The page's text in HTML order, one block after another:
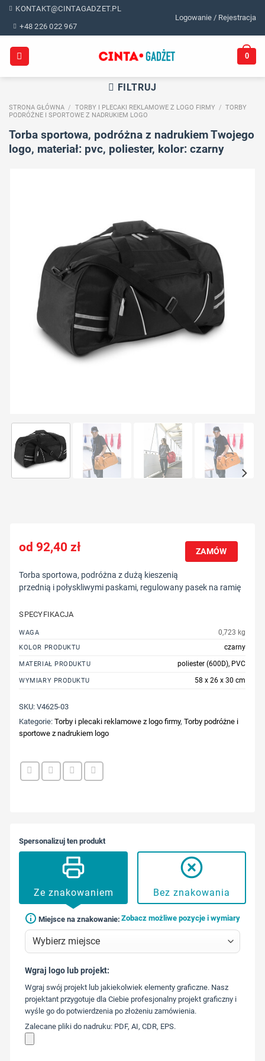
Skip
content
KONTAKT@CINTAGADZET.PL
+48 226 022 967
Logowanie / Rejestracja
0
FILTRUJ
STRONA GŁÓWNA / TORBY I PLECAKI REKLAMOWE Z LOGO FIRMY / TORBY
PODRÓŻNE I SPORTOWE Z NADRUKIEM LOGO
Torba sportowa, podróżna z nadrukiem Twojego
logo, materiał: pvc, poliester, kolor: czarny
92,40zł ZAMÓW
Torba sportowa, podróżna z dużą kieszenią
przednią i połyskliwymi paskami, regulowany pasek na ramię
SPECYFIKACJA
WAGA 0,723 kg
KOLOR PRODUKTU czarny
MATERIAŁ PRODUKTU poliester (600D), PVC
WYMIARY PRODUKTU 58 x 26 x 30 cm
SKU:V4625-03
Kategorie:Torby i plecaki reklamowe z logo firmy,Torby podróżne i
sportowe z nadrukiem logo
Spersonalizuj ten produkt
Ze znakowaniem Bez znakowania
Miejsce na znakowanie: Zobacz możliwe pozycje i wymiary
573 568
217
Wgraj logo lub projekt:
Wgraj swój projekt lub jakiekolwiek elementy graficzne. Nasz
projektant przygotuje dla Ciebie profesjonalny projekt graficzny i
wyśle go do potwierdzenia po złożeniu zamówienia.
Zalecane pliki do nadruku: PDF, AI, CDR, EPS.